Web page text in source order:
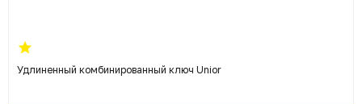
Удлиненный комбинированный ключ Unior